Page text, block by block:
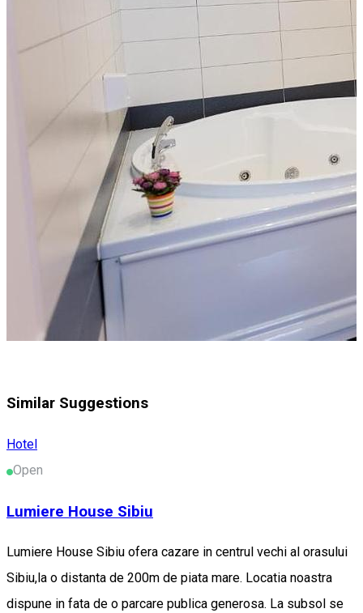
Similar Suggestions
Hotel
Open
Lumiere House Sibiu
Lumiere House Sibiu ofera cazare in centrul vechi al orasului
Sibiu,la o distanta de 200m de piata mare. Locatia noastra
dispune in fata de o parcare publica generosa. La subsol se